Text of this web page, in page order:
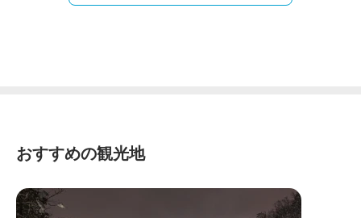
おすすめの観光地